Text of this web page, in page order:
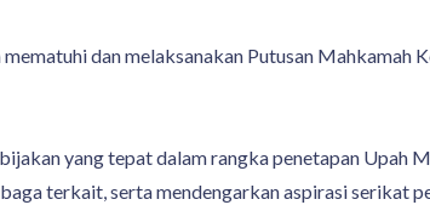
dan melaksanakan Putusan
yang tepat dalam rangka penetapan Upah
terkait, serta mendengarkan aspirasi serikat